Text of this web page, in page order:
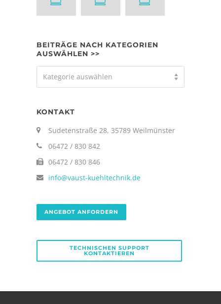
BEITRÄGE NACH KATEGORIEN
AUSWÄHLEN >>
auswählen
Kategorie auswählen
KONTAKT
Sudetenstraße 28, 35789 Weilmünster
06472 / 830 842
06472 / 830 846
info@vaust-kuehltechnik.de
ANGEBOT ANFORDERN
TECHNISCHEN SUPPORT
KONTAKTIEREN